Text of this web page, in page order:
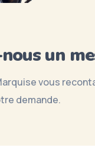
un
vous
demande.